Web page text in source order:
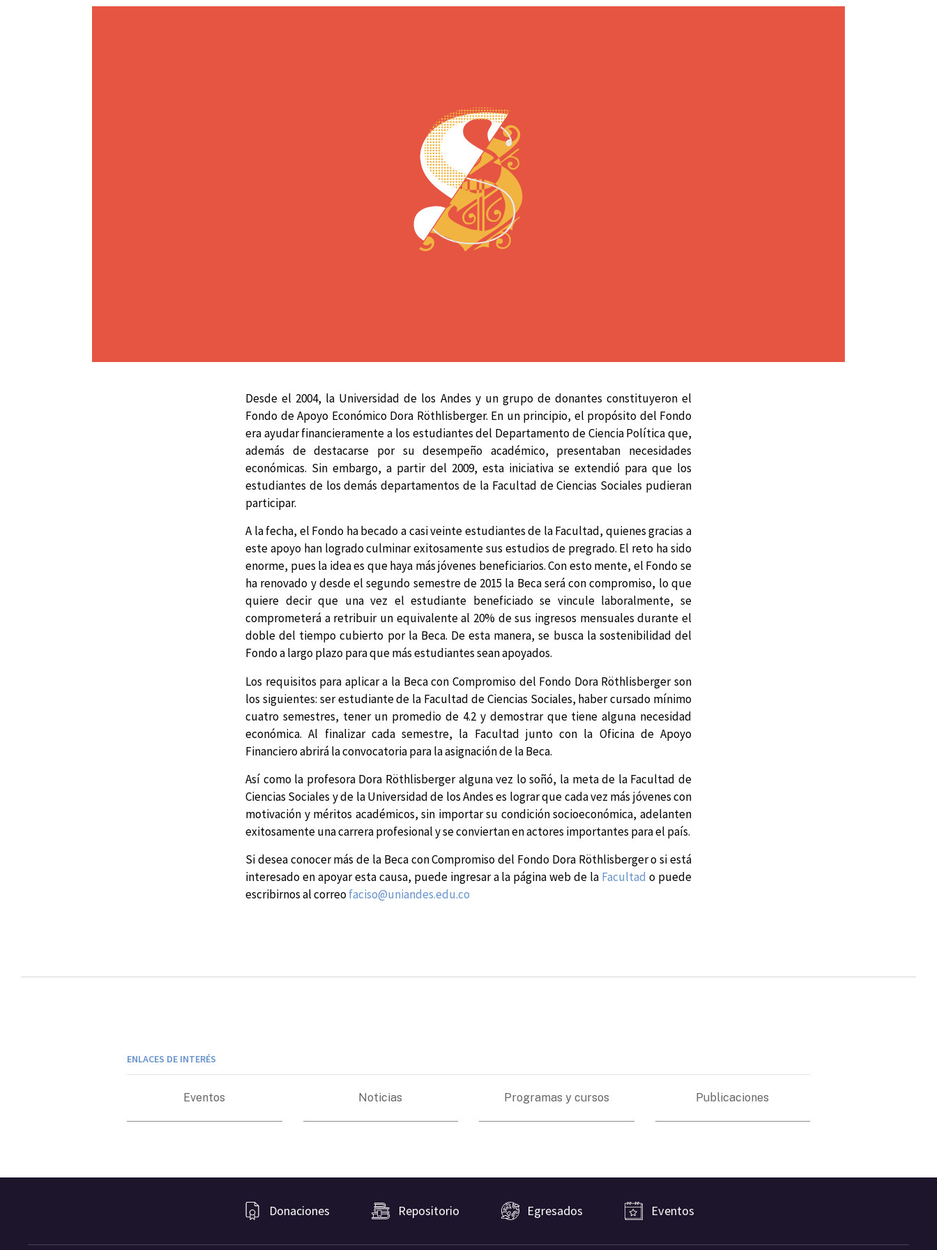
Desde el 2004, la Universidad de los Andes y un grupo de donantes constituyeron el
Fondo de Apoyo Económico Dora Röthlisberger. En un principio, el propósito del Fondo
era ayudar financieramente a los estudiantes del Departamento de Ciencia Política que,
además de destacarse por su desempeño académico, presentaban necesidades
económicas. Sin embargo, a partir del 2009, esta iniciativa se extendió para que los
estudiantes de los demás departamentos de la Facultad de Ciencias Sociales pudieran
participar.
A la fecha, el Fondo ha becado a casi veinte estudiantes de la Facultad, quienes gracias a
este apoyo han logrado culminar exitosamente sus estudios de pregrado. El reto ha sido
enorme, pues la idea es que haya más jóvenes beneficiarios. Con esto mente, el Fondo se
ha renovado y desde el segundo semestre de 2015 la Beca será con compromiso, lo que
quiere decir que una vez el estudiante beneficiado se vincule laboralmente, se
comprometerá a retribuir un equivalente al 20% de sus ingresos mensuales durante el
doble del tiempo cubierto por la Beca. De esta manera, se busca la sostenibilidad del
Fondo a largo plazo para que más estudiantes sean apoyados.
Los requisitos para aplicar a la Beca con Compromiso del Fondo Dora Röthlisberger son
los siguientes: ser estudiante de la Facultad de Ciencias Sociales, haber cursado mínimo
cuatro semestres, tener un promedio de 4.2 y demostrar que tiene alguna necesidad
económica. Al finalizar cada semestre, la Facultad junto con la Oficina de Apoyo
Financiero abrirá la convocatoria para la asignación de la Beca.
Así como la profesora Dora Röthlisberger alguna vez lo soñó, la meta de la Facultad de
Ciencias Sociales y de la Universidad de los Andes es lograr que cada vez más jóvenes con
motivación y méritos académicos, sin importar su condición socioeconómica, adelanten
exitosamente una carrera profesional y se conviertan en actores importantes para el país.
Si desea conocer más de la Beca con Compromiso del Fondo Dora Röthlisberger o si está
interesado en apoyar esta causa, puede ingresar a la página web de la Facultad o puede
escribirnos al correofaciso@uniandes.edu.co
ENLACES DE INTERÉS
Eventos Noticias Programas y cursos Publicaciones
Donaciones Repositorio Egresados Eventos